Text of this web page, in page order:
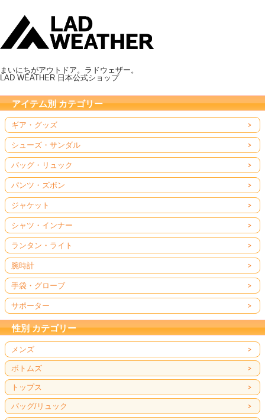
まいにちがアウトドア。ラドウェザー。
LAD WEATHER 日本公式ショップ
アイテム別 カテゴリー
ギア・グッズ
シューズ・サンダル
バッグ・リュック
パンツ・ズボン
ジャケット
シャツ・インナー
ランタン・ライト
腕時計
手袋・グローブ
サポーター
性別 カテゴリー
メンズ
ボトムズ
トップス
バッグ/リュック